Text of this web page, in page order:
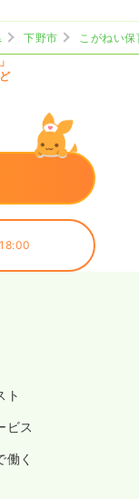
下野市
こがねい
ト
ビス
働く